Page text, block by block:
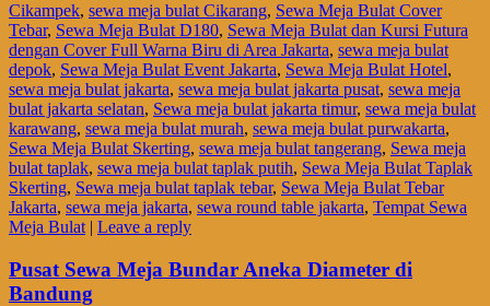
Cikampek, sewa meja bulat Cikarang, Sewa Meja Bulat Cover
Tebar, Sewa Meja Bulat D180, Sewa Meja Bulat dan Kursi Futura
dengan Cover Full Warna Biru di Area Jakarta, sewa meja bulat
depok, Sewa Meja Bulat Event Jakarta, Sewa Meja Bulat Hotel,
sewa meja bulat jakarta, sewa meja bulat jakarta pusat, sewa meja
bulat jakarta selatan, Sewa meja bulat jakarta timur, sewa meja bulat
karawang, sewa meja bulat murah, sewa meja bulat purwakarta,
Sewa Meja Bulat Skerting, sewa meja bulat tangerang, Sewa meja
bulat taplak, sewa meja bulat taplak putih, Sewa Meja Bulat Taplak
Skerting, Sewa meja bulat taplak tebar, Sewa Meja Bulat Tebar
Jakarta, sewa meja jakarta, sewa round table jakarta, Tempat Sewa
Meja Bulat | Leave a reply
Pusat Sewa Meja Bundar Aneka Diameter di
Bandung